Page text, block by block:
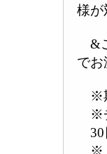
様が
&
で
※
※
30
※